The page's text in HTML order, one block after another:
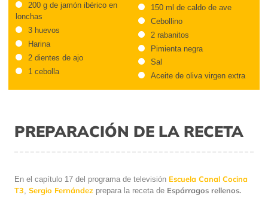
200 g de jamón ibérico en
lonchas
3 huevos
Harina
2 dientes de ajo
1 cebolla
150 ml de caldo de ave
Cebollino
2 rabanitos
Pimienta negra
Sal
Aceite de oliva virgen extra
PREPARACIÓN DE LA RECETA
En el capítulo 17 del programa de televisión Escuela Canal Cocina
T3, Sergio Fernández prepara la receta de Espárragos rellenos.